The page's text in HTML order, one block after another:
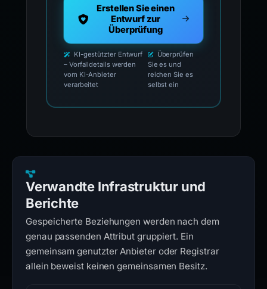
Erstellen Sie einen
Entwurf zur
Überprüfung
KI-gestützter Entwurf
– Vorfalldetails werden
vom KI-Anbieter
verarbeitet
Überprüfen
Sie es und
reichen Sie es
selbst ein
Verwandte Infrastruktur und
Berichte
Gespeicherte Beziehungen werden nach dem
genau passenden Attribut gruppiert. Ein
gemeinsam genutzter Anbieter oder Registrar
allein beweist keinen gemeinsamen Besitz.